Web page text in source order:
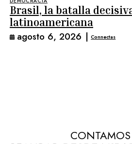
Brasil, la batalla
latinoamericana
agosto 6, 2026 | Connectas